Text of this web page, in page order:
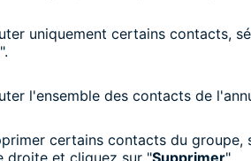
uniquement certains contacts,
".
l'ensemble des contacts de
certains contacts du groupe,